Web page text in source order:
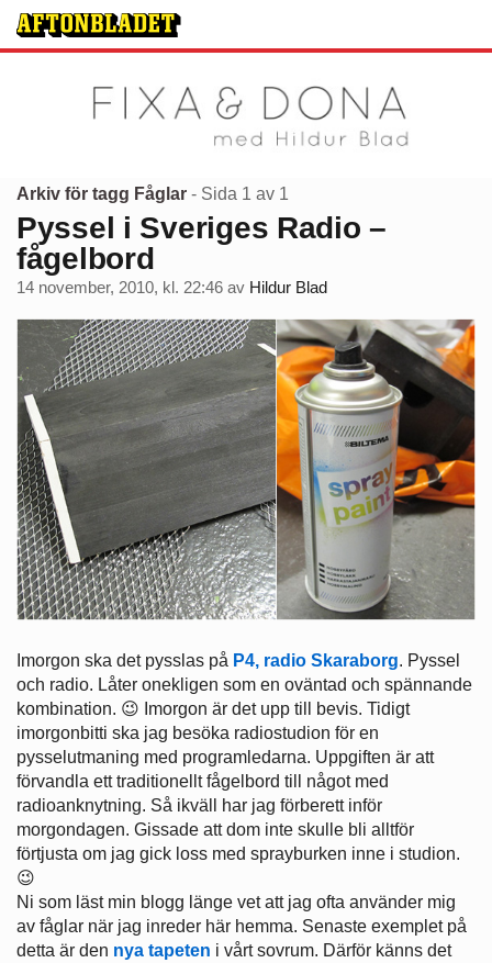
Arkiv för tagg Fåglar - Sida 1 av 1
Pyssel i Sveriges Radio –
fågelbord
14 november, 2010, kl. 22:46 av Hildur Blad
Imorgon ska det pysslas på P4, radio Skaraborg. Pyssel
och radio. Låter onekligen som en oväntad och spännande
kombination. 😉 Imorgon är det upp till bevis. Tidigt
imorgonbitti ska jag besöka radiostudion för en
pysselutmaning med programledarna. Uppgiften är att
förvandla ett traditionellt fågelbord till något med
radioanknytning. Så ikväll har jag förberett inför
morgondagen. Gissade att dom inte skulle bli alltför
förtjusta om jag gick loss med sprayburken inne i studion.
😉
Ni som läst min blogg länge vet att jag ofta använder mig
av fåglar när jag inreder här hemma. Senaste exemplet på
detta är den nya tapeten i vårt sovrum. Därför känns det